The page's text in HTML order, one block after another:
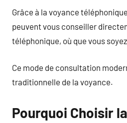
Grâce à la voyance
peuvent vous conseiller
téléphonique, où que vous
Ce mode de consultation
traditionnelle de la voyance.
Pourquoi Choisir